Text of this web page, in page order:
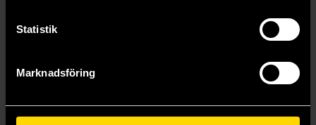
Statistik
Marknadsföring
479 kr
Beställ
Berserk Deluxe Edition Vol 5
Beställ